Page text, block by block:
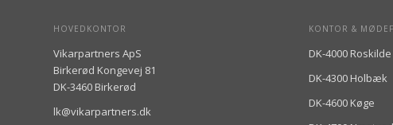
HOVEDKONTOR
Vikarpartners ApS
Birkerød Kongevej 81
DK-3460 Birkerød
lk@vikarpartners.dk
KONTOR &
DK-4000 Roskilde
DK-4300 Holbæk
DK-4600 Køge